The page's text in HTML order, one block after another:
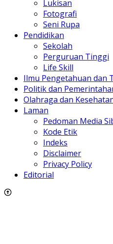
Lukisan
Fotografi
Seni Rupa
Pendidikan
Sekolah
Perguruan Tinggi
Life Skill
Ilmu Pengetahuan dan
Politik dan
Olahraga dan
Laman
Pedoman Media
Kode Etik
Indeks
Disclaimer
Privacy Policy
Editorial